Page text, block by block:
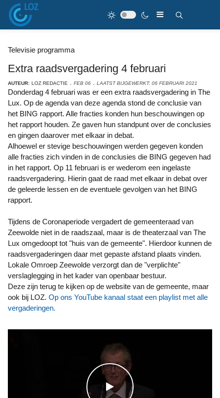
Televisie programma
Extra raadsvergadering 4 februari
AUTEUR: LOZ REDACTIE FEB 06 LAATST BIJGEWERKT: 06 FEBRUARI 2021
Donderdag 4 februari was er een extra raadsvergadering in The
Lux. Op de agenda van deze agenda stond de conclusie van
het BING rapport. Alle fracties konden hun beschouwingen op
het rapport houden. Ze gaven hun standpunt over de conclusies
en gingen daarover met elkaar in debat.
Alhoewel er stevige beschouwingen werden gegeven konden
alle fracties zich vinden in de conclusies die BING gegeven had
in het rapport. Op 11 februari is er wederom een ingelaste
raadsvergadering. Hierin gaat de raad met elkaar in debat over
de geleerde lessen en de eventuele gevolgen van het BING
rapport.
Tijdens de Coronaperiode vergadert de gemeenteraad van
Zeewolde niet in de raadszaal, maar is de theaterzaal van The
Lux omgedoopt tot "huis van de gemeente". Hierdoor kunnen de
raadsvergaderingen daar met gepaste afstand plaats vinden.
Lokale Omroep Zeewolde verzorgt dan de "verplichte"
verslaglegging in het kader van openbaar bestuur.
Deze zijn terug te kijken op de website van de gemeente, maar
ook bij LOZ. Op ons YouTube kanaal staat een playlist met alle
vergaderingen.
WATCH THE VIDEO